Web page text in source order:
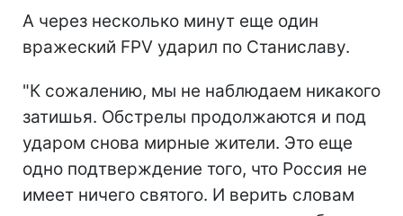
А через несколько минут еще один
вражеский FPV ударил по Станиславу.
"К сожалению, мы не наблюдаем никакого
затишья. Обстрелы продолжаются и под
ударом снова мирные жители. Это еще
одно подтверждение того, что Россия не
имеет ничего святого. И верить словам